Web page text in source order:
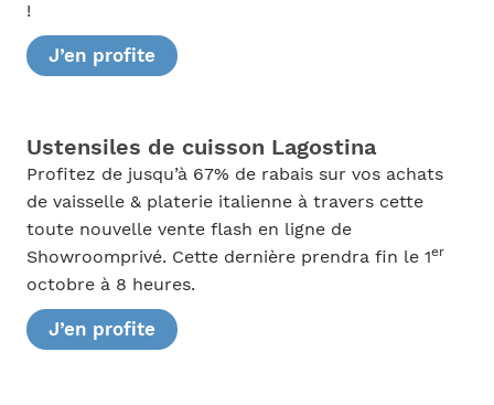
!
J’en profite
Ustensiles de cuisson Lagostina
Profitez de jusqu’à 67% de rabais sur vos achats
de vaisselle & platerie italienne à travers cette
toute nouvelle vente flash en ligne de
Showroomprivé. Cette dernière prendra fin le 1er
octobre à 8 heures.
J’en profite